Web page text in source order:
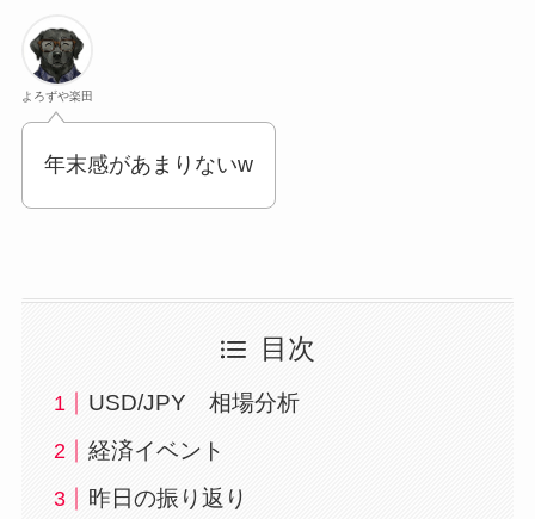
よろずや楽田
年末感があまりないw
目次
USD/JPY 相場分析
経済イベント
昨日の振り返り